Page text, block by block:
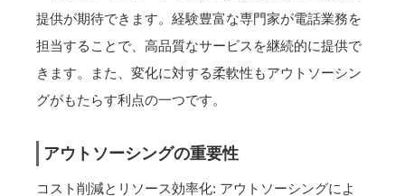
提供が期待できます。経験豊富な専門家が電話業務を
担当することで、高品質なサービスを継続的に提供で
きます。また、変化に対する柔軟性もアウトソーシン
グがもたらす利点の一つです。
アウトソーシングの重要性
コスト削減とリソース効率化: アウトソーシングによ